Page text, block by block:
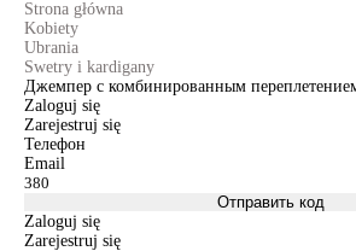
Strona główna
Kobiety
Ubrania
Swetry i kardigany
Джемпер с комбинированным
Zaloguj się
Zarejestruj się
Телефон
Email
Отправить код
Zaloguj się
Zarejestruj się